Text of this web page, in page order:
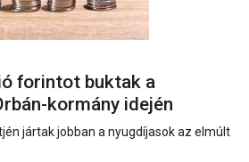
forintot buktak a
kormány idején
jártak jobban a nyugdíjasok az elmúlt